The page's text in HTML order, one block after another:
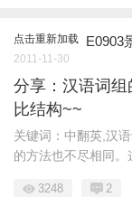
点击重新加载 E0903
2011-11-30
分享：汉语词
比结构~~
关键词：中翻英,汉
的方法也不尽相同。
3248 2